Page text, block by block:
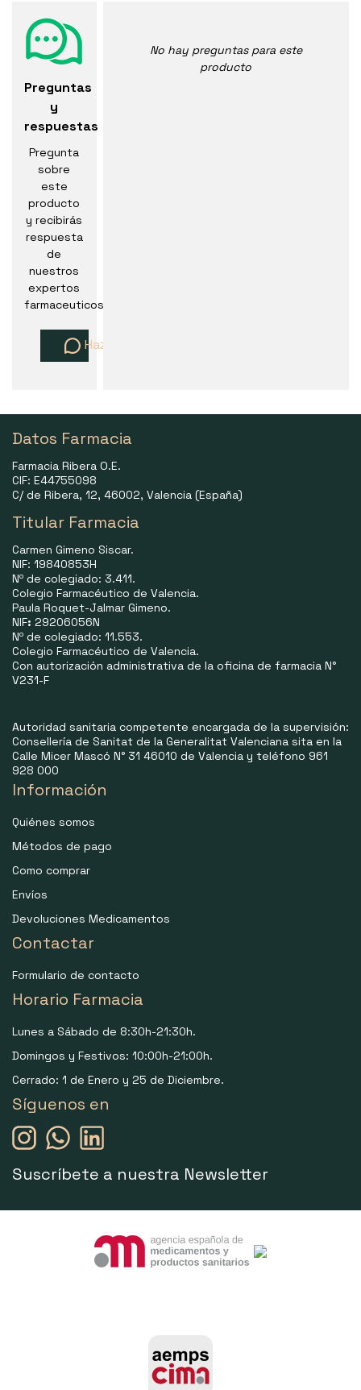
Preguntas
y
respuestas
Pregunta
sobre
este
producto
y recibirás
respuesta
de
nuestros
expertos
farmaceuticos
Haz una pregunta
No hay preguntas para este
producto
Datos Farmacia
Farmacia Ribera O.E.
CIF: E44755098
C/ de Ribera, 12, 46002, Valencia (España)
Titular Farmacia
Carmen Gimeno Siscar.
NIF: 19840853H
Nº de colegiado: 3.411.
Colegio Farmacéutico de Valencia.
Paula Roquet-Jalmar Gimeno.
NIF: 29206056N
Nº de colegiado: 11.553.
Colegio Farmacéutico de Valencia.
Con autorización administrativa de la oficina de farmacia N°
V231-F
Autoridad sanitaria competente encargada de la supervisión:
Consellería de Sanitat de la Generalitat Valenciana sita en la
Calle Micer Mascó N° 31 46010 de Valencia y teléfono 961
928 000
Información
Quiénes somos
Métodos de pago
Como comprar
Envíos
Devoluciones Medicamentos
Contactar
Formulario de contacto
Horario Farmacia
Lunes a Sábado de 8:30h-21:30h.
Domingos y Festivos: 10:00h-21:00h.
Cerrado: 1 de Enero y 25 de Diciembre.
Síguenos en
Suscríbete a nuestra Newsletter